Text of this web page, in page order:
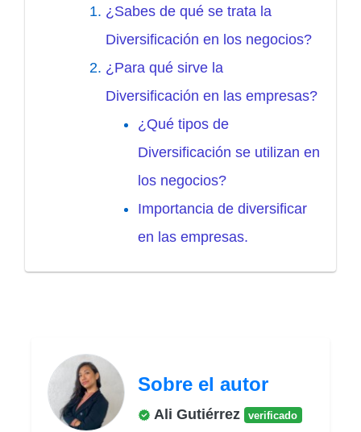
¿Sabes de qué se trata la
Diversificación en los negocios?
¿Para qué sirve la
Diversificación en las empresas?
¿Qué tipos de
Diversificación se utilizan en
los negocios?
Importancia de diversificar
en las empresas.
Sobre el autor
Ali Gutiérrez verificado